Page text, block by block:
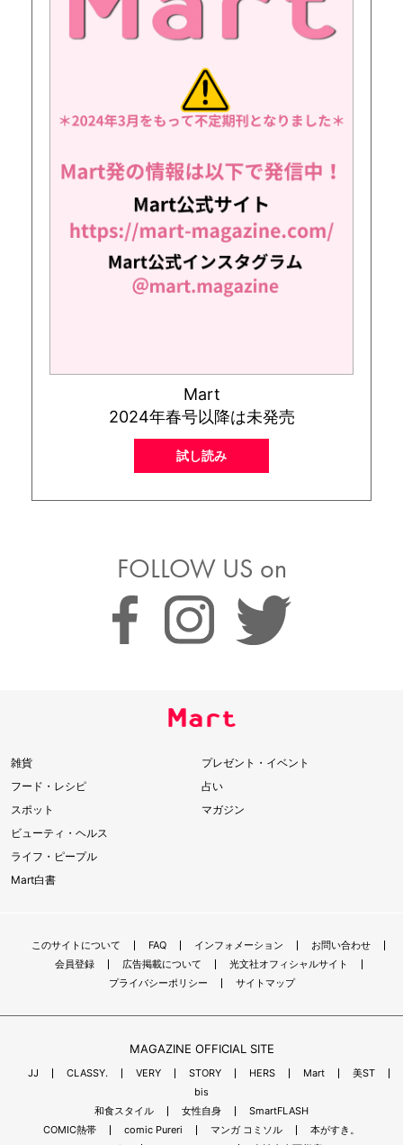
Mart
2024年春号以降は未発売
試し読み
FOLLOW US on
雑貨
フード・レシピ
スポット
ビューティ・ヘルス
ライフ・ピープル
Mart白書
プレゼント・イベント
占い
マガジン
このサイトについて FAQ インフォメーション
お問い合わせ
会員登録
広告掲載について
光文社オフィシャルサイト
プライバシーポリシー
サイトマップ
MAGAZINE OFFICIAL SITE
JJ CLASSY. VERY STORY HERS Mart
美ST
bis
和食スタイル
女性自身
SmartFLASH
COMIC熱帯
comic Pureri マンガ コミソル
本がすき。